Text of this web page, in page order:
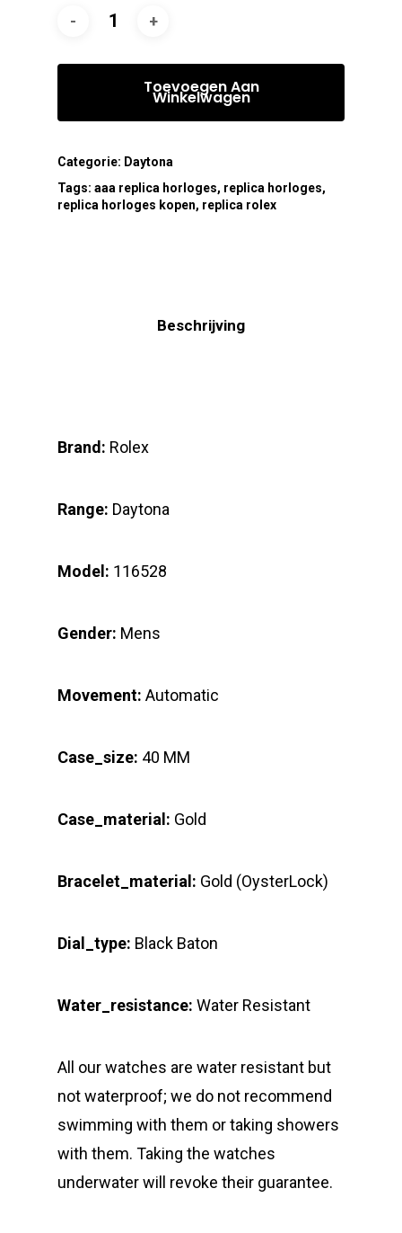
Toevoegen Aan
Winkelwagen
Categorie: Daytona
Tags: aaa replica horloges, replica horloges,
replica horloges kopen, replica rolex
Beschrijving
Brand: Rolex
Range: Daytona
Model: 116528
Gender: Mens
Movement: Automatic
Case_size: 40 MM
Case_material: Gold
Bracelet_material: Gold (OysterLock)
Dial_type: Black Baton
Water_resistance: Water Resistant
All our watches are water resistant but
not waterproof; we do not recommend
swimming with them or taking showers
with them. Taking the watches
underwater will revoke their guarantee.